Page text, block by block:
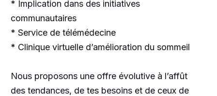
* Implication dans des initiatives
communautaires
* Service de télémédecine
* Clinique virtuelle d’amélioration du sommeil
Nous proposons une offre évolutive à l’affût
des tendances, de tes besoins et de ceux de